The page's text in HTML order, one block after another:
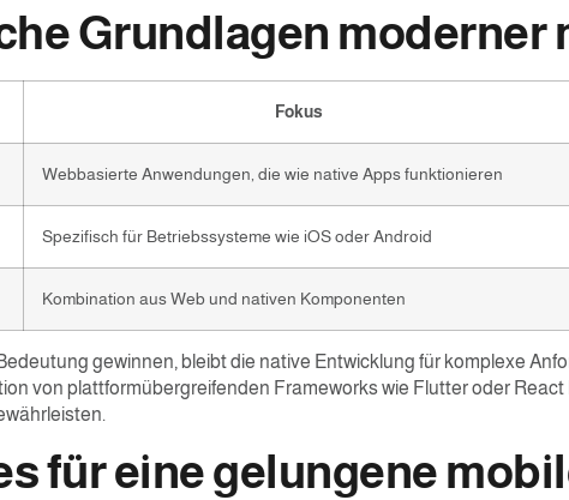
Grundlagen
Fokus
Webbasierte Anwendungen, die wie native Apps funktionieren
Spezifisch für Betriebssysteme wie iOS oder Android
Kombination aus Web und nativen Komponenten
gewinnen, bleibt die native Entwicklung für komplexe
von plattformübergreifenden Frameworks wie Flutter oder
für eine gelungene